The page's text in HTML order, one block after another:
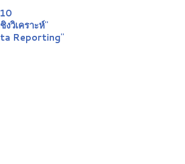
งวิเคราะห์"
Reporting"